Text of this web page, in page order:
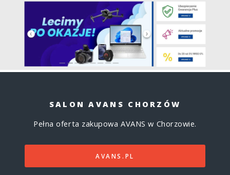
SALON AVANS CHORZÓW
Pełna oferta zakupowa AVANS w Chorzowie.
AVANS.PL